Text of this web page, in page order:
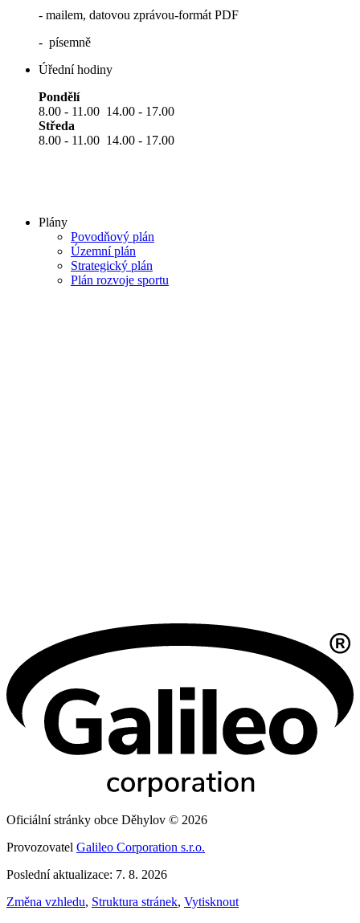
- mailem, datovou zprávou-formát PDF
- písemně
Úřední hodiny
Pondělí
8.00 - 11.00 14.00 - 17.00
Středa
8.00 - 11.00 14.00 - 17.00
Plány
Povodňový plán
Územní plán
Strategický plán
Plán rozvoje sportu
Oficiální stránky obce Děhylov © 2026
Provozovatel Galileo Corporation s.r.o.
Poslední aktualizace: 7. 8. 2026
Změna vzhledu, Struktura stránek, Vytisknout